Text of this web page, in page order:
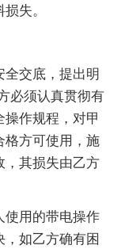
失。
全交底，提出明
必须认真贯彻有
作规程，对甲
格方可使用，施
，其损失由乙方
使用的带电操作
如乙方确有困